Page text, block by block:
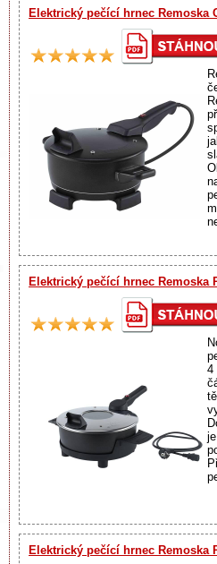
Elektrický pečící hrnec Remoska
Elektrický pečící hrnec Remoska
4
Elektrický pečící hrnec Remoska